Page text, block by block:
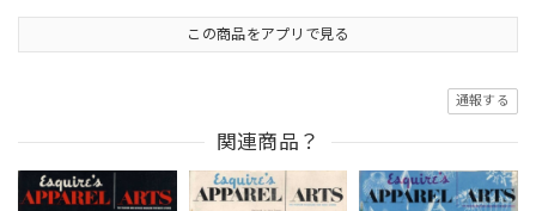
この商品をアプリで見る
通報する
関連商品？